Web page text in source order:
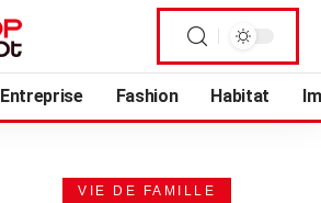
Entreprise Fashion Habitat
VIE DE FAMILLE